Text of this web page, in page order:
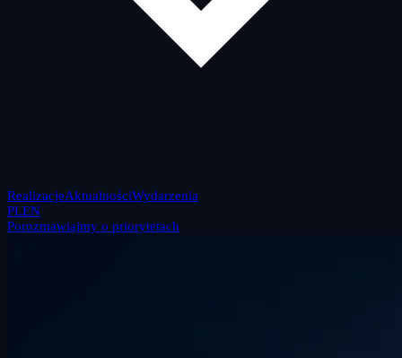
RealizacjeAktualnościWydarzenia
PLEN
Porozmawiajmy o priorytetach